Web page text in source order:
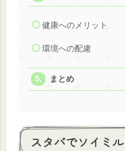
健康へのメリット
環境への配慮
まとめ
スタバでソイミ